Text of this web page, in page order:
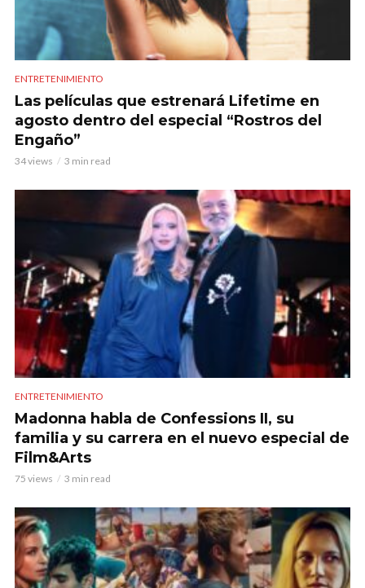
ENTRETENIMIENTO
Las películas que estrenará Lifetime en
agosto dentro del especial “Rostros del
Engaño”
34 views 3 min read
ENTRETENIMIENTO
Madonna habla de Confessions II, su
familia y su carrera en el nuevo especial de
Film&Arts
75 views 3 min read